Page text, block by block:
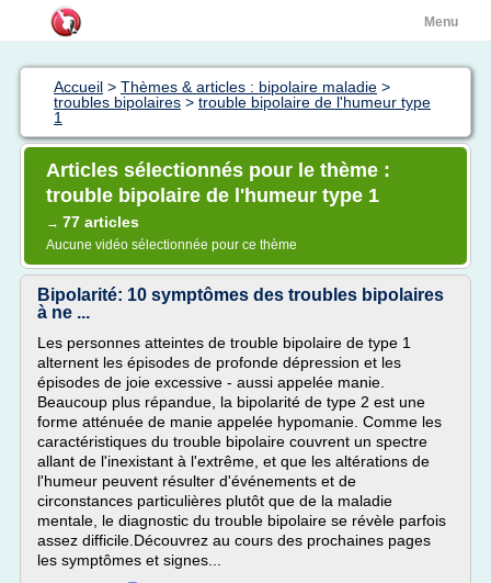
Menu
Accueil > Thèmes & articles : bipolaire maladie >
troubles bipolaires > trouble bipolaire de l'humeur type
1
Articles sélectionnés pour le thème :
trouble bipolaire de l'humeur type 1
→ 77 articles
Aucune vidéo sélectionnée pour ce thème
Bipolarité: 10 symptômes des troubles bipolaires
à ne ...
Les personnes atteintes de trouble bipolaire de type 1
alternent les épisodes de profonde dépression et les
épisodes de joie excessive - aussi appelée manie.
Beaucoup plus répandue, la bipolarité de type 2 est une
forme atténuée de manie appelée hypomanie. Comme les
caractéristiques du trouble bipolaire couvrent un spectre
allant de l'inexistant à l'extrême, et que les altérations de
l'humeur peuvent résulter d'événements et de
circonstances particulières plutôt que de la maladie
mentale, le diagnostic du trouble bipolaire se révèle parfois
assez difficile.Découvrez au cours des prochaines pages
les symptômes et signes...